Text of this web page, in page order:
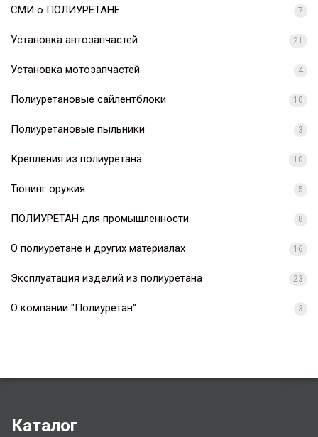
СМИ о ПОЛИУРЕТАНЕ 7
Установка автозапчастей 21
Установка мотозапчастей 4
Полиуретановые сайлентблоки 10
Полиуретановые пыльники 3
Крепления из полиуретана 10
Тюнинг оружия 5
ПОЛИУРЕТАН для промышленности 8
О полиуретане и других материалах 16
Эксплуатация изделий из полиуретана 23
О компании "Полиуретан" 3
Каталог